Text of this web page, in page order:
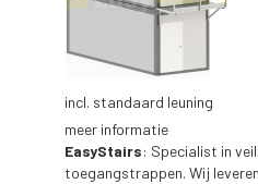
incl. standaard leuning
meer informatie
EasyStairs: Specialist in
toegangstrappen. Wij